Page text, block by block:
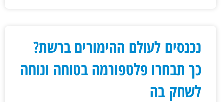
נכנסים לעולם ההימורים ברשת?
כך תבחרו פלטפורמה בטוחה ונוחה
לשחק בה